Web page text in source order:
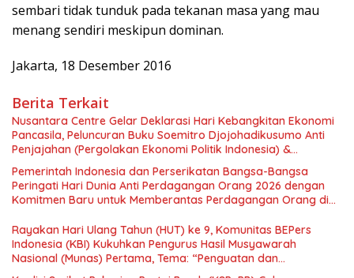
sembari tidak tunduk pada tekanan masa yang mau
menang sendiri meskipun dominan.
Jakarta, 18 Desember 2016
Berita Terkait
Nusantara Centre Gelar Deklarasi Hari Kebangkitan Ekonomi
Pancasila, Peluncuran Buku Soemitro Djojohadikusumo Anti
Penjajahan (Pergolakan Ekonomi Politik Indonesia) &
Simposium Nasional “Urgensi Undang-Undang Perekonomian
Nasional dan Kesejahteraan Sosial dalam Menata Bangsa
Menuju Indonesia Emas 2045”,
Pemerintah Indonesia dan Perserikatan Bangsa-Bangsa
Peringati Hari Dunia Anti Perdagangan Orang 2026 dengan
Komitmen Baru untuk Memberantas Perdagangan Orang di
Rayakan Hari Ulang Tahun (HUT) ke 9, Komunitas BEPers
Indonesia (KBI) Kukuhkan Pengurus Hasil Musyawarah
Nasional (Munas) Pertama, Tema: “Penguatan dan
Pengembangan Organisasi KBI yang Berbasis Riset di seluruh